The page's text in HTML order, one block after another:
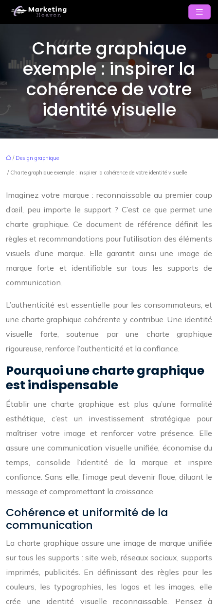
Charte graphique
exemple : inspirer la
cohérence de votre
identité visuelle
/ Design graphique
/ Charte graphique exemple : inspirer la cohérence de votre identité visuelle
Imaginez votre marque : reconnaissable au premier coup
d’œil, peu importe le support ? C’est ce que permet une
charte graphique. Ce document de référence définit les
règles et recommandations pour l’utilisation des éléments
visuels d’une marque. Elle garantit ainsi une image de
marque forte et identifiable sur tous les supports de
communication.
L’authenticité est essentielle pour les consommateurs, et
une charte graphique cohérente y contribue. Une identité
visuelle forte, soutenue par une charte graphique
rigoureuse, renforce l’authenticité et la confiance.
Pourquoi une charte graphique
est indispensable
Établir une charte graphique est plus qu’une formalité
esthétique, c’est un investissement stratégique pour
maîtriser votre image et renforcer votre présence. Elle
assure une communication visuelle unifiée, économise du
temps, consolide l’identité de la marque et inspire
confiance. Sans elle, l’image peut devenir floue, diluant le
message et compromettant la croissance.
Cohérence et uniformité de la
communication
La charte graphique assure une image de marque unifiée
sur tous les supports : site web, réseaux sociaux, supports
imprimés, publicités. En définissant des règles pour les
couleurs, les typographies, les logos et les images, elle
crée une identité visuelle reconnaissable. Pensez à